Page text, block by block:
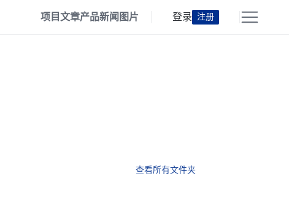
项目文章产品新闻 图片 登录 注册
查看所有文件夹